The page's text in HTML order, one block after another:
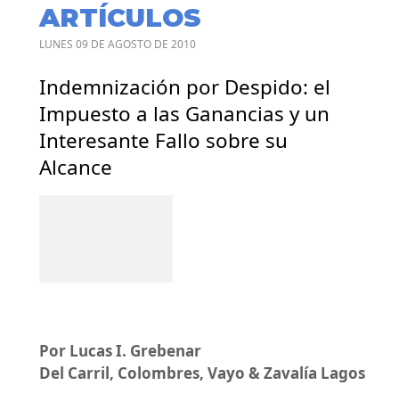
ARTÍCULOS
LUNES 09 DE AGOSTO DE 2010
Indemnización por Despido: el
Impuesto a las Ganancias y un
Interesante Fallo sobre su
Alcance
Por Lucas I. Grebenar
Del Carril, Colombres, Vayo & Zavalía Lagos